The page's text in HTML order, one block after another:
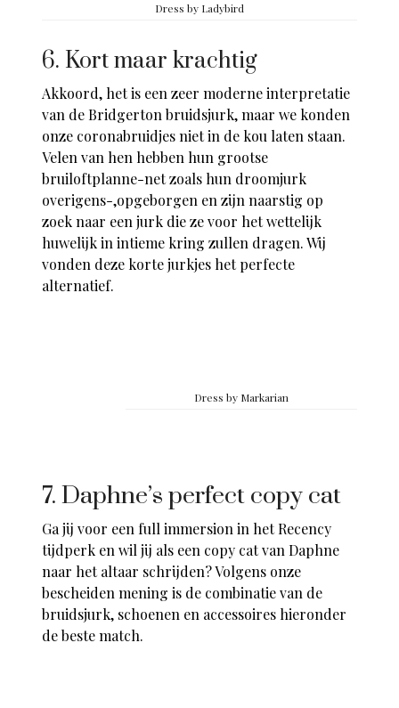
Dress by Ladybird
6. Kort maar krachtig
Akkoord, het is een zeer moderne interpretatie
van de Bridgerton bruidsjurk, maar we konden
onze coronabruidjes niet in de kou laten staan.
Velen van hen hebben hun grootse
bruiloftplanne-net zoals hun droomjurk
overigens-,opgeborgen en zijn naarstig op
zoek naar een jurk die ze voor het wettelijk
huwelijk in intieme kring zullen dragen. Wij
vonden deze korte jurkjes het perfecte
alternatief.
Dress by Markarian
7. Daphne’s perfect copy cat
Ga jij voor een full immersion in het Recency
tijdperk en wil jij als een copy cat van Daphne
naar het altaar schrijden? Volgens onze
bescheiden mening is de combinatie van de
bruidsjurk, schoenen en accessoires hieronder
de beste match.